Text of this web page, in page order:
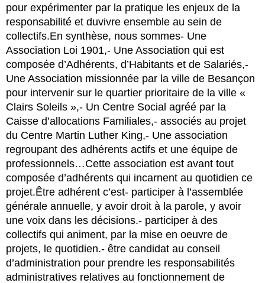
pour expérimenter par la pratique les enjeux de la
responsabilité et duvivre ensemble au sein de
collectifs.En synthèse, nous sommes- Une
Association Loi 1901,- Une Association qui est
composée d’Adhérents, d’Habitants et de Salariés,-
Une Association missionnée par la ville de Besançon
pour intervenir sur le quartier prioritaire de la ville «
Clairs Soleils »,- Un Centre Social agréé par la
Caisse d’allocations Familiales,- associés au projet
du Centre Martin Luther King,- Une association
regroupant des adhérents actifs et une équipe de
professionnels…Cette association est avant tout
composée d’adhérents qui incarnent au quotidien ce
projet.Être adhérent c’est- participer à l’assemblée
générale annuelle, y avoir droit à la parole, y avoir
une voix dans les décisions.- participer à des
collectifs qui animent, par la mise en oeuvre de
projets, le quotidien.- être candidat au conseil
d’administration pour prendre les responsabilités
administratives relatives au fonctionnement de